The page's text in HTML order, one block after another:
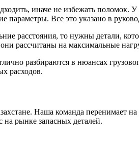
иначе не избежать поломок. У
Все это указано в
расстояния, то нужны детали,
рассчитаны на максимальные
разбираются в нюансах
расходов.
Наша команда перенимает
рынке запасных деталей.